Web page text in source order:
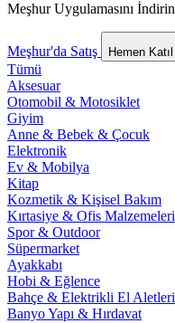
Meşhur Uygulamasını İndirin
Meşhur'da Satış Hemen Katıl
Tümü
Aksesuar
Otomobil & Motosiklet
Giyim
Anne & Bebek & Çocuk
Elektronik
Ev & Mobilya
Kitap
Kozmetik & Kişisel Bakım
Kırtasiye & Ofis Malzemeleri
Spor & Outdoor
Süpermarket
Ayakkabı
Hobi & Eğlence
Bahçe & Elektrikli El Aletleri
Banyo Yapı & Hırdavat